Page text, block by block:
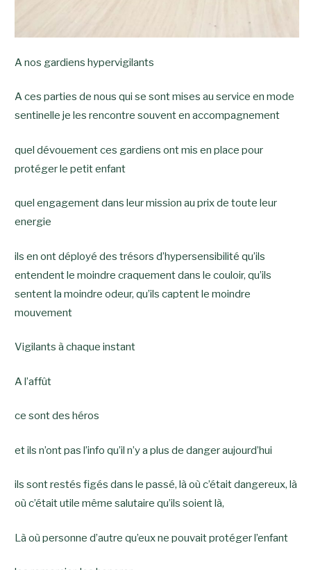
A nos gardiens hypervigilants
A ces parties de nous qui se sont mises au service en mode
sentinelle je les rencontre souvent en accompagnement
quel dévouement ces gardiens ont mis en place pour
protéger le petit enfant
quelengagement dans leur mission au prix de toute leur
energie
ils en ont déployé des trésors d’hypersensibilité qu’ils
entendent le moindre craquement dans le couloir, qu’ils
sentent la moindre odeur, qu’ils captent le moindre
mouvement
Vigilants à chaque instant
A l’affût
ce sont des héros
et ils n’ont pas l’info qu’il n’y a plus de danger aujourd’hui
ils sont restés figés dans le passé, là où c’était dangereux, là
où c’était utile même salutaire qu’ils soient là,
Là où personne d’autre qu’eux ne pouvait protéger l’enfant